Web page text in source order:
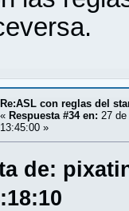
Re:ASL con reglas del
« Respuesta #34 en: 27 de
13:45:00 »
de: